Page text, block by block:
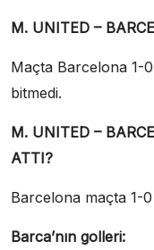
M. UNITED –
Maçta Barcelona 1-
bitmedi.
M. UNITED –
ATTI?
Barcelona maçta 1-
Barca’nın golleri: